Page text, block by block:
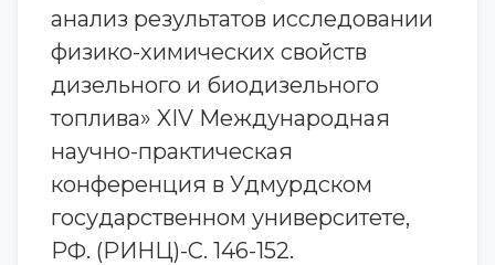
анализ результатов исследовании
физико-химических свойств
дизельного и биодизельного
топлива» XIV Международная
научно-практическая
конференция в Удмурдском
государственном университете,
РФ. (РИНЦ)-С. 146-152.